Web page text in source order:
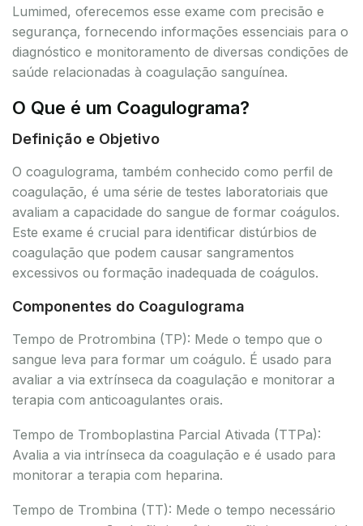
Lumimed, oferecemos esse exame com precisão e
segurança, fornecendo informações essenciais para o
diagnóstico e monitoramento de diversas condições de
saúde relacionadas à coagulação sanguínea.
O Que é um Coagulograma?
Definição e Objetivo
O coagulograma, também conhecido como perfil de
coagulação, é uma série de testes laboratoriais que
avaliam a capacidade do sangue de formar coágulos.
Este exame é crucial para identificar distúrbios de
coagulação que podem causar sangramentos
excessivos ou formação inadequada de coágulos.
Componentes do Coagulograma
Tempo de Protrombina (TP): Mede o tempo que o
sangue leva para formar um coágulo. É usado para
avaliar a via extrínseca da coagulação e monitorar a
terapia com anticoagulantes orais.
Tempo de Tromboplastina Parcial Ativada (TTPa):
Avalia a via intrínseca da coagulação e é usado para
monitorar a terapia com heparina.
Tempo de Trombina (TT): Mede o tempo necessário